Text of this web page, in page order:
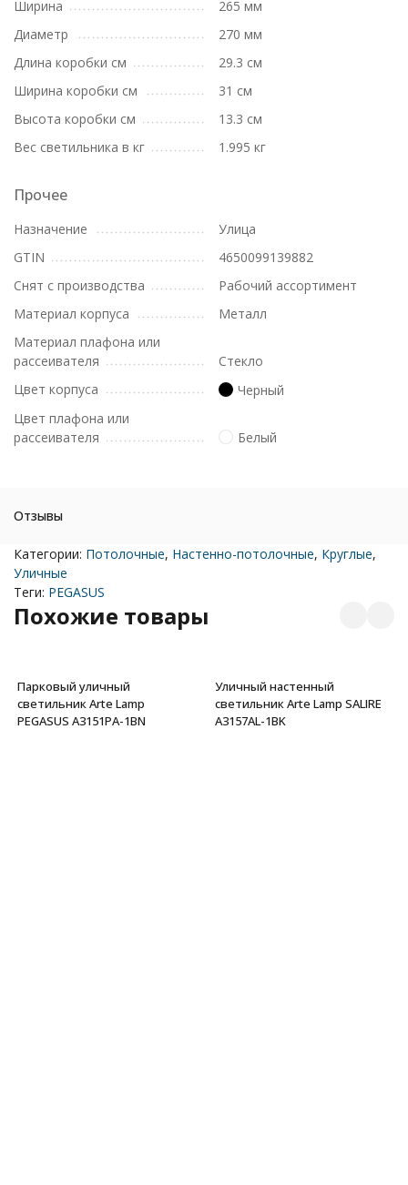
Ширина
265 мм
Диаметр
270 мм
Длина коробки см
29.3 см
Ширина коробки см
31 см
Высота коробки см
13.3 см
Вес светильника в кг
1.995 кг
Прочее
Назначение
Улица
GTIN
4650099139882
Снят с производства
Рабочий ассортимент
Материал корпуса
Металл
Материал плафона или
рассеивателя
Стекло
Цвет корпуса
Черный
Цвет плафона или
рассеивателя
Белый
Отзывы
Категории: Потолочные, Настенно-потолочные, Круглые,
Уличные
Теги: PEGASUS
Похожие товары
Парковый уличный
светильник Arte Lamp
PEGASUS A3151PA-1BN
Уличный настенный
светильник Arte Lamp SALIRE
A3157AL-1BK